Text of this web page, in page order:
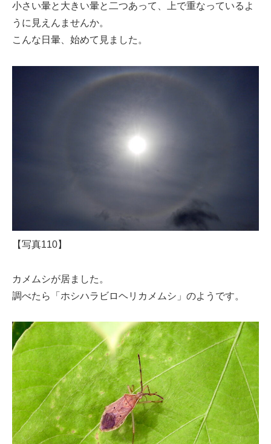
小さい暈と大きい暈と二つあって、上で重なっているよ
うに見えんませんか。
こんな日暈、始めて見ました。
【写真110】
カメムシが居ました。
調べたら「ホシハラビロヘリカメムシ」のようです。